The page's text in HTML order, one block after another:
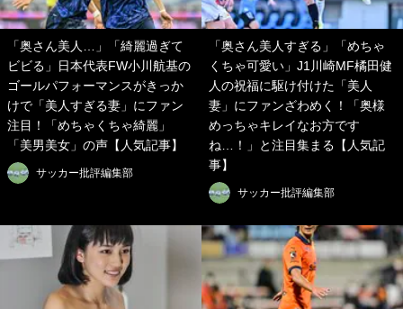
「奥さん美人…」「綺麗過ぎて
ビビる」日本代表FW小川航基の
ゴールパフォーマンスがきっか
けで「美人すぎる妻」にファン
注目！「めちゃくちゃ綺麗」
「美男美女」の声【人気記事】
サッカー批評編集部
「奥さん美人すぎる」「めちゃ
くちゃ可愛い」J1川崎MF橘田健
人の祝福に駆け付けた「美人
妻」にファンざわめく！「奥様
めっちゃキレイなお方です
ね…！」と注目集まる【人気記
事】
サッカー批評編集部